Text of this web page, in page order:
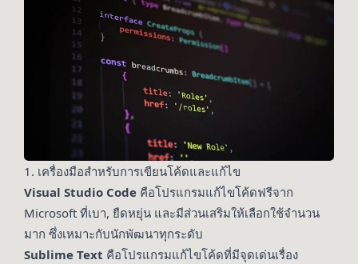
1. เครื่องมือสำหรับการเขียนโค้ดและแก้ไข
Visual Studio Code คือโปรแกรมแก้ไขโค้ดฟรีจาก
Microsoft ที่เบา, ยืดหยุ่น และมีส่วนเสริมให้เลือกใช้จำนวน
มาก ซึ่งเหมาะกับนักพัฒนาทุกระดับ
Sublime Text คือโปรแกรมแก้ไขโค้ดที่มีจุดเด่นเรื่อง